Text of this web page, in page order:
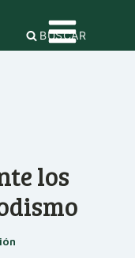
BUSCAR
los